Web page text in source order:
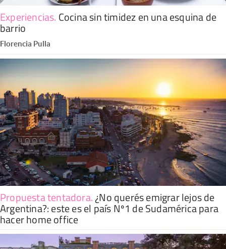
Experiencias. Cocina sin timidez en una esquina de
barrio
Florencia Pulla
Propuesta tentadora.¿No querés emigrar lejos de
Argentina?: este es el país Nº1 de Sudamérica para
hacer home office